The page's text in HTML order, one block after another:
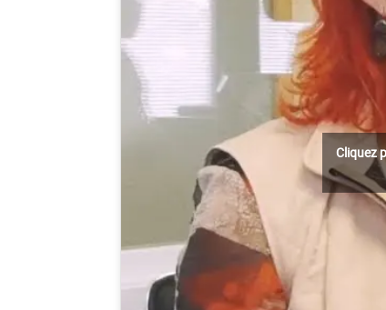
Cliquez